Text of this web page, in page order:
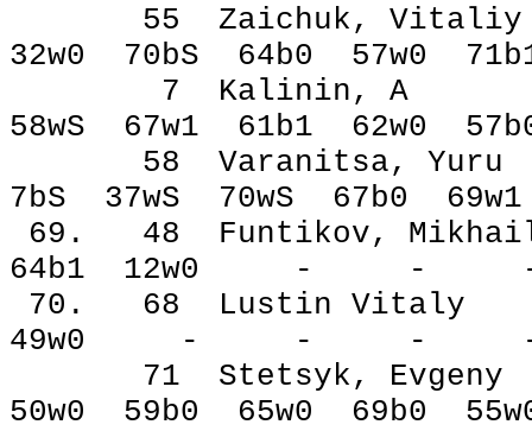
55 Zaichuk,
32w0 70bЅ 64b0 57w0
7 Kalinin, A
58wЅ 67w1 61b1 62w0
58 Varanitsa,
7bЅ 37wЅ 70wЅ 67b0
69. 48 Funtikov,
64b1 12w0 -
70. 68 Lustin
49w0 - - -
71 Stetsyk,
50w0 59b0 65w0 69b0